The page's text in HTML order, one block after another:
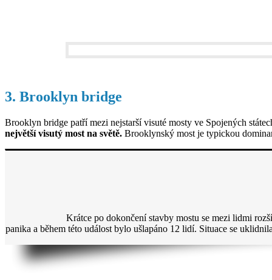
3. Brooklyn bridge
Brooklyn bridge patří mezi nejstarší visuté mosty ve Spojených
největší visutý most na světě. Brooklynský most je typickou
Krátce po dokončení stavby mostu se mezi lidmi
panika a během této událost bylo ušlapáno 12 lidí. Situace se